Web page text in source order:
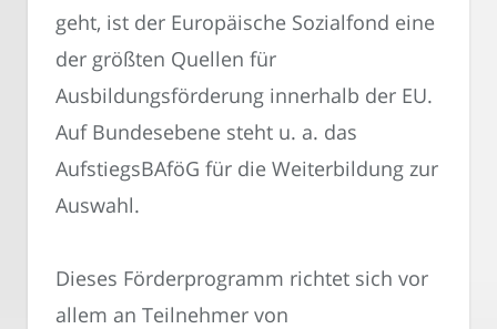
geht, ist der Europäische Sozialfond eine
der größten Quellen für
Ausbildungsförderung innerhalb der EU.
Auf Bundesebene steht u. a. das
AufstiegsBAföG für die Weiterbildung zur
Auswahl.
Dieses Förderprogramm richtet sich vor
allem an Teilnehmer von